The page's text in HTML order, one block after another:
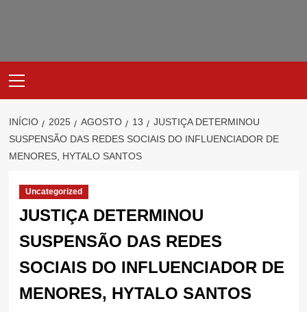
Menu
INÍCIO 2025 AGOSTO 13
JUSTIÇA DETERMINOU
SUSPENSÃO DAS REDES SOCIAIS DO INFLUENCIADOR DE
MENORES, HYTALO SANTOS
Uncategorized
JUSTIÇA DETERMINOU
SUSPENSÃO DAS REDES
SOCIAIS DO INFLUENCIADOR DE
MENORES, HYTALO SANTOS